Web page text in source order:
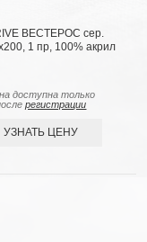
ВЕСТЕРОС сер.
1 пр, 100% акрил
доступна только
регистрации
УЗНАТЬ ЦЕНУ